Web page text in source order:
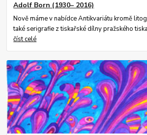
Adolf Born (1930– 2016)
Nově máme v nabídce Antikvariátu kromě
také serigrafie z tiskařské dílny pražského
číst celé